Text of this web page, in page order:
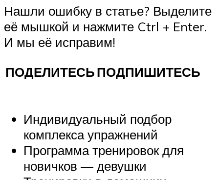
Нашли ошибку в статье? Выделите
её мышкой и нажмите Ctrl + Enter.
И мы её исправим!
ПОДЕЛИТЕСЬПОДПИШИТЕСЬ
Индивидуальный подбор
комплекса упражнений
Программа тренировок для
новичков — девушки